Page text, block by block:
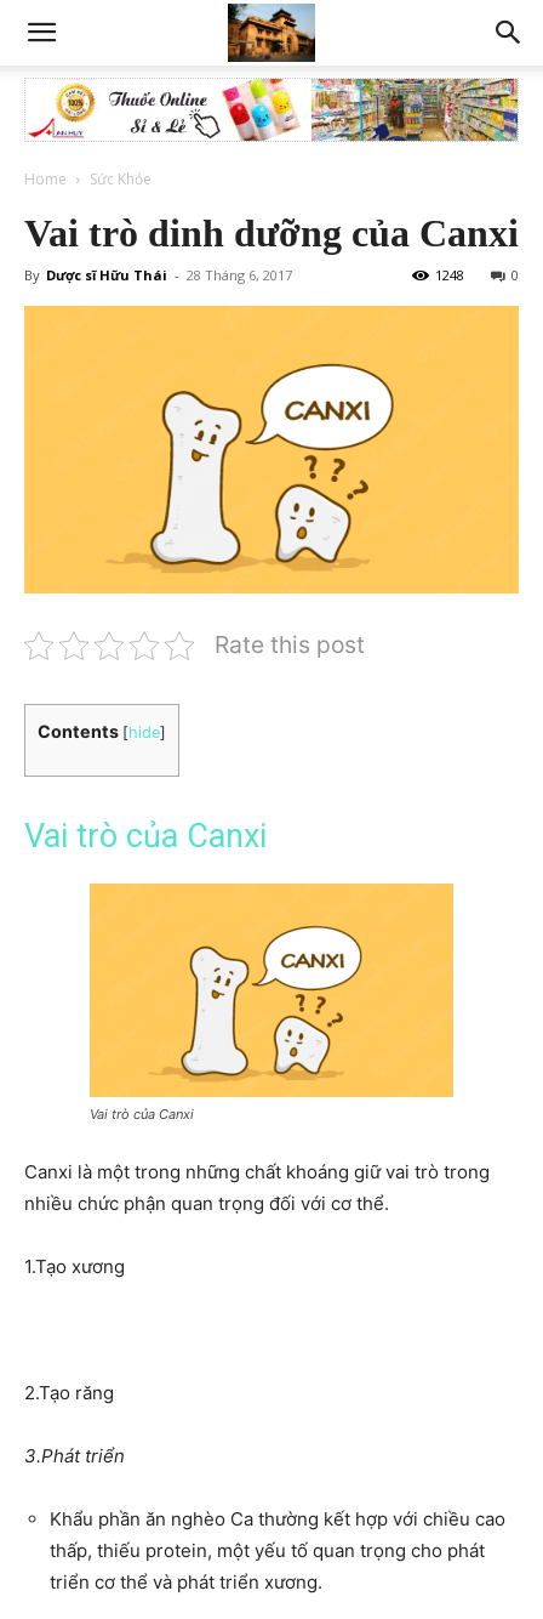
Home Sức Khỏe
Vai trò dinh dưỡng của Canxi
By Dược sĩ Hữu Thái - 28 Tháng 6, 2017 0
1248
Rate this post
Contents [hide]
Vai trò của Canxi
Vai trò của Canxi
Canxi là một trong những chất khoáng giữ vai trò trong
nhiều chức phận quan trọng đối với cơ thể.
1.Tạo xương
2.Tạo răng
3.Phát triển
Khẩu phần ăn nghèo Ca thường kết hợp với chiều cao
thấp, thiếu protein, một yếu tố quan trọng cho phát
triển cơ thể và phát triển xương.